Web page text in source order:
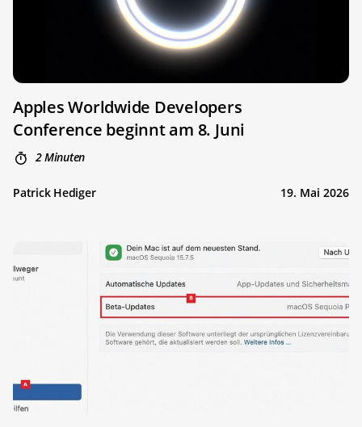
Apples Worldwide Developers
Conference beginnt am 8. Juni
2 Minuten
Patrick Hediger 19. Mai 2026